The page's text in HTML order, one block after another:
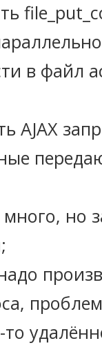
в файл
AJAX
но
то